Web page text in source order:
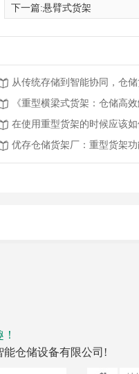
下一篇:悬臂式货架
《重型横梁式货架：仓储高效
优存仓储货架厂：重型货架
仓储设备有限公司!